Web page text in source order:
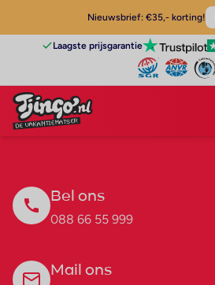
Nieuwsbrief: €35,- korting!
Laagste prijsgarantie
Bel ons
088 66 55 999
Mail ons